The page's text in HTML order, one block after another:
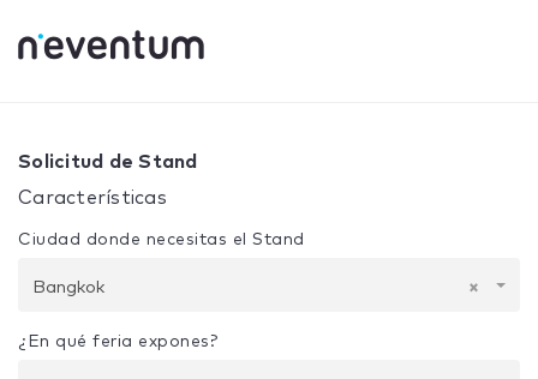
Tu selección: Diseño + Construcción
Solicitud de Stand
Características
Ciudad donde necesitas el Stand
×
Bangkok
¿En qué feria expones?